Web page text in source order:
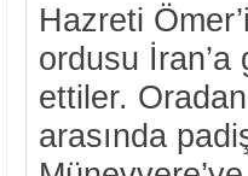
Hazreti
ordusu İran’a
ettiler.
arasında